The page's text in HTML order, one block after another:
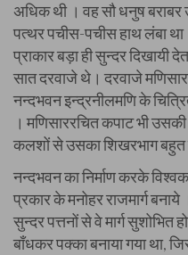
अधिक थी । वह सौ धनुष
पत्थर पचीस-पचीस हाथ लंबा था
प्राकार बड़ा ही सुन्दर दिखायी
सात दरवाजे थे। दरवाजे
नन्दभवन इन्द्रनीलमणि के
। मणिसाररचित कपाट भी उसकी
कलशों से उसका शिखरभाग बहुत
नन्दभवन का निर्माण करके
प्रकार के मनोहर राजमार्ग
सुन्दर पत्तनों से वे मार्ग
बाँधकर पक्का बनाया गया था,